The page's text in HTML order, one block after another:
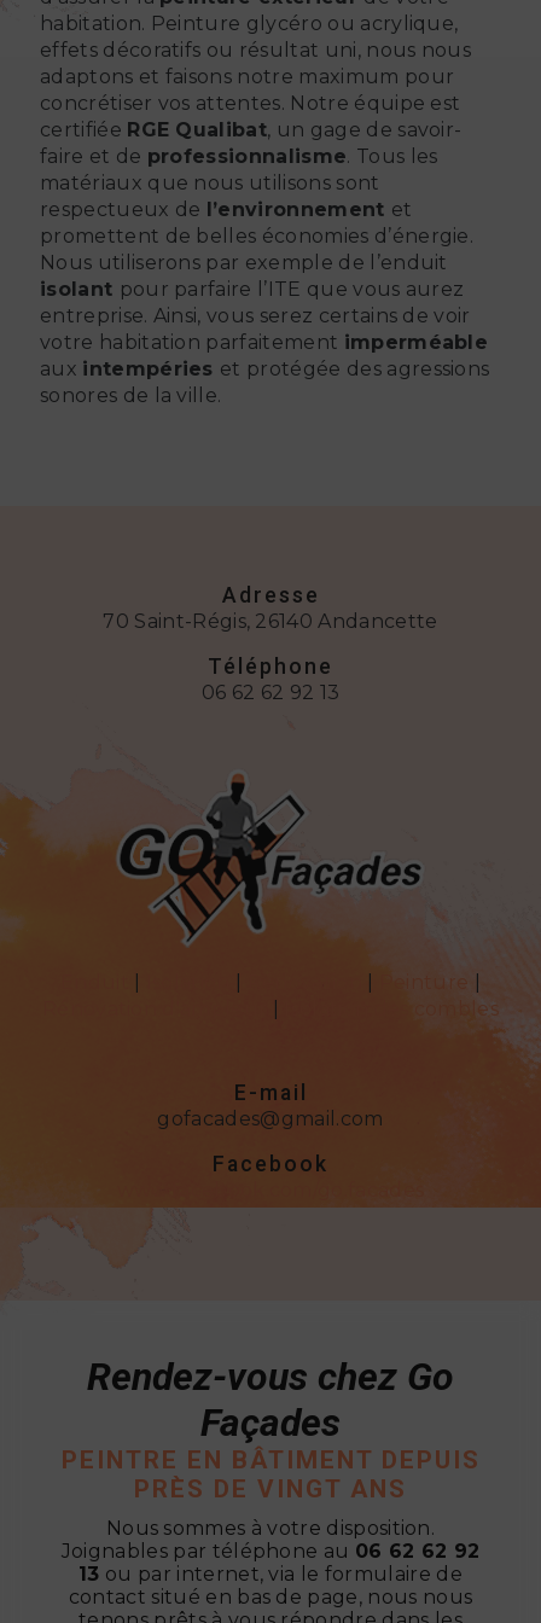
habitation. Peinture glycéro ou acrylique,
effets décoratifs ou résultat uni, nous nous
adaptons et faisons notre maximum pour
concrétiser vos attentes. Notre équipe est
certifiée RGE Qualibat, un gage de savoir-
faire et de professionnalisme. Tous les
matériaux que nous utilisons sont
respectueux de l’environnement et
promettent de belles économies d’énergie.
Nous utiliserons par exemple de l’enduit
isolant pour parfaire l’ITE que vous aurez
entreprise. Ainsi, vous serez certains de voir
votre habitation parfaitement imperméable
aux intempéries et protégée des agressions
sonores de la ville.
Adresse
70 Saint-Régis, 26140 Andancette
Téléphone
06 62 62 92 13
Peinture
Isolation des combles
E-mail
gofacades@gmail.com
Facebook
Rendez-vous chez Go
Façades
PEINTRE EN BÂTIMENT DEPUIS
PRÈS DE VINGT ANS
Nous sommes à votre disposition.
Joignables par téléphone au 06 62 62 92
13 ou par internet, via le formulaire de
contact situé en bas de page, nous nous